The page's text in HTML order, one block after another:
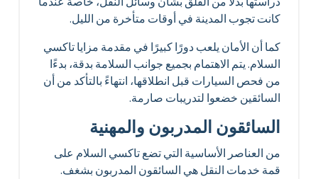
كانت تجوب المدينة في أوقات متأخرة من الليل.
كما أن الأمان يلعب دورًا كبيرًا في مقدمة مزايا تاكسي
السلام. يتم الاهتمام بجميع جوانب السلامة بدقة، بدءًا
من فحص السيارات قبل انطلاقها، انتهاءً بالتأكد من أن
السائقين خضعوا لتدريبات صارمة.
السائقون المدربون والمهنية
من العناصر الأساسية التي تضع تاكسي السلام على
قمة خدمات النقل هي السائقون المدربون بشغف.